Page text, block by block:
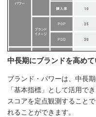
中長期にブランドを高め
ブランド・パワーは、中長
「基本指標」として活用で
スコアを定点観測すること
れることができます。